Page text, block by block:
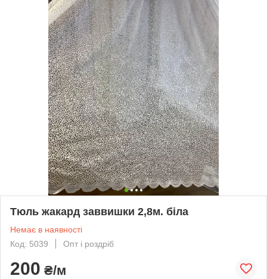
Тюль жакард заввишки 2,8м. біла
Немає в наявності
Код: 5039
Опт і роздріб
200 ₴/м